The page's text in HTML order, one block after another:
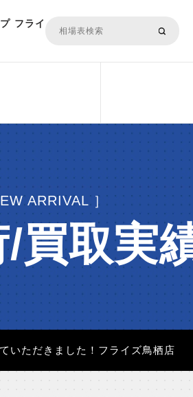
フライ
ARRIVAL ］
買取実
いただきました！フライズ鳥栖店